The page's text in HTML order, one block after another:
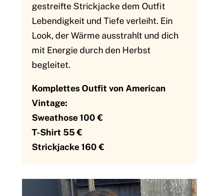
gestreifte Strickjacke dem Outfit
Lebendigkeit und Tiefe verleiht. Ein
Look, der Wärme ausstrahlt und dich
mit Energie durch den Herbst
begleitet.
Komplettes Outfit von American
Vintage:
Sweathose 100 €
T-Shirt 55 €
Strickjacke 160 €